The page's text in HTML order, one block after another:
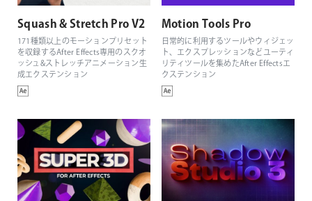
Squash & Stretch Pro V2
171種類以上のモーションプリセット
を収録するAfter Effects専用のスクオ
ッシュ&ストレッチアニメーション生
成エクステンション
Motion Tools Pro
日常的に利用するツールやウィジェッ
ト、エクスプレッションなどユーティ
リティツールを集めたAfter Effectsエ
クステンション